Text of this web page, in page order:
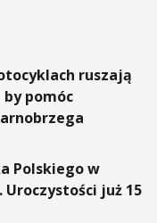
ruszają
by pomóc
Polskiego w
Uroczystości już 15